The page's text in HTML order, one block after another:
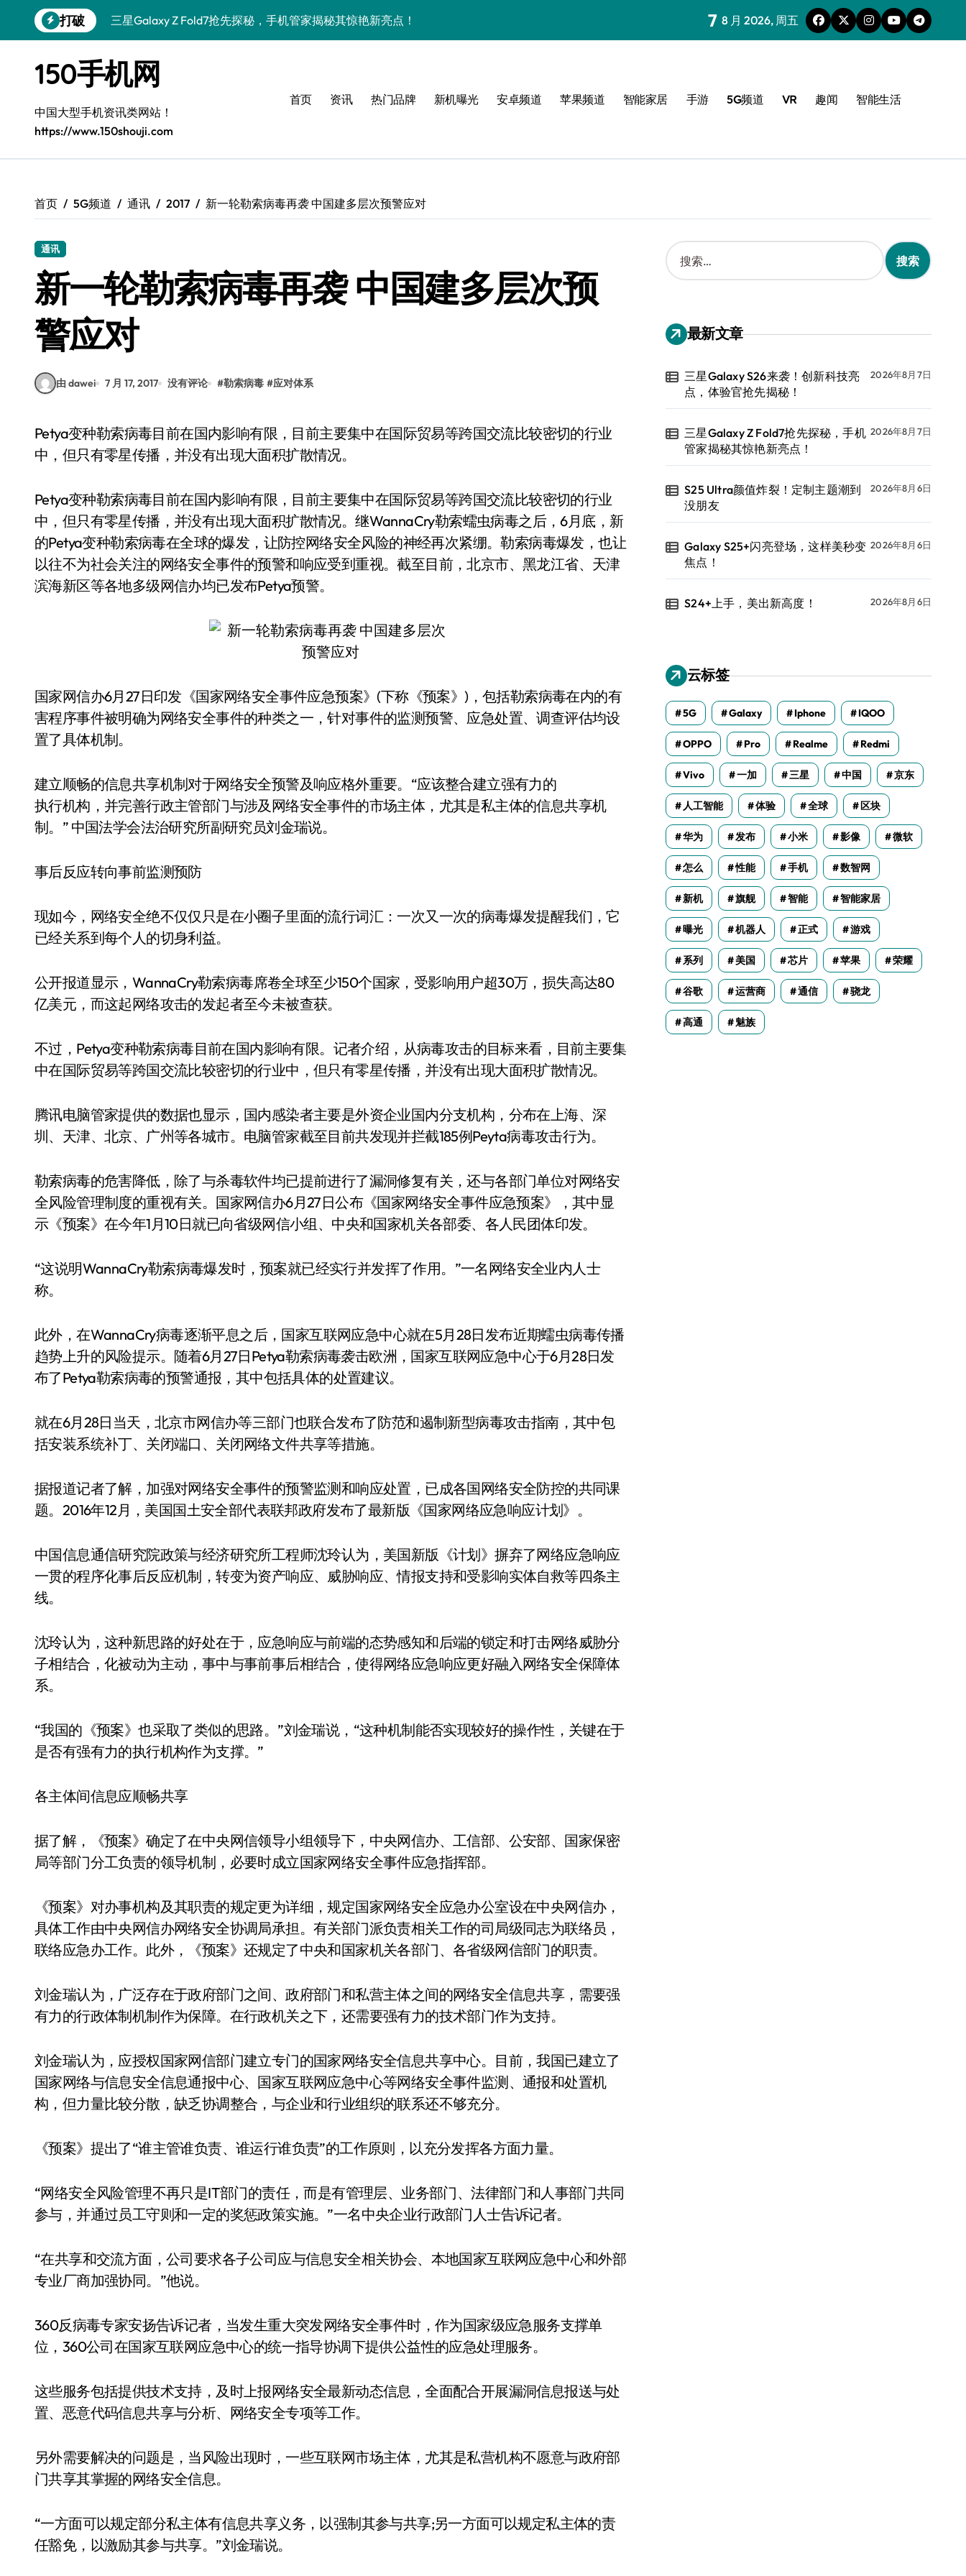
到
打破
三星Galaxy Z Fold7抢先探秘，手机管家揭秘其惊艳新亮点！
Galaxy S25+闪亮登场，这样美秒变焦点！
S24+上手，美出新高度！
S26+颜值暴增！机皇美颜秘籍大公开
A56 5G惊艳登场，三星新风尚来了！
S25美化秘籍：个性潮玩，炫酷一键搞定！
三星Galaxy S26来袭！创新科技亮点，体验官抢先揭秘！
7 8 月 2026, 周五
150手机网
中国大型手机资讯类网站！
https://www.150shouji.com
首页 资讯 热门品牌 新机曝光 安卓频道 苹果频道 智能家居 手游 5G频道 VR 趣闻 智能生活
首页 5G频道 通讯 2017 新一轮勒索病毒再袭 中国建多层次预警应对
通讯
新一轮勒索病毒再袭 中国建多层次预
警应对
由 dawei 7 月 17, 2017 没有评论 #勒索病毒 #应对体系
Petya变种勒索病毒目前在国内影响有限，目前主要集中在国际贸易等跨国交流比较密切的行业
中，但只有零星传播，并没有出现大面积扩散情况。
Petya变种勒索病毒目前在国内影响有限，目前主要集中在国际贸易等跨国交流比较密切的行业
中，但只有零星传播，并没有出现大面积扩散情况。继WannaCry勒索蠕虫病毒之后，6月底，新
的Petya变种勒索病毒在全球的爆发，让防控网络安全风险的神经再次紧绷。勒索病毒爆发，也让
以往不为社会关注的网络安全事件的预警和响应受到重视。截至目前，北京市、黑龙江省、天津
滨海新区等各地多级网信办均已发布Petya预警。
国家网信办6月27日印发《国家网络安全事件应急预案》(下称《预案》)，包括勒索病毒在内的有
害程序事件被明确为网络安全事件的种类之一，针对事件的监测预警、应急处置、调查评估均设
置了具体机制。
建立顺畅的信息共享机制对于网络安全预警及响应格外重要。“应该整合建立强有力的
执行机构，并完善行政主管部门与涉及网络安全事件的市场主体，尤其是私主体的信息共享机
制。” 中国法学会法治研究所副研究员刘金瑞说。
事后反应转向事前监测预防
现如今，网络安全绝不仅仅只是在小圈子里面的流行词汇：一次又一次的病毒爆发提醒我们，它
已经关系到每个人的切身利益。
公开报道显示，WannaCry勒索病毒席卷全球至少150个国家，受影响用户超30万，损失高达80
亿美元，而这起网络攻击的发起者至今未被查获。
不过，Petya变种勒索病毒目前在国内影响有限。记者介绍，从病毒攻击的目标来看，目前主要集
中在国际贸易等跨国交流比较密切的行业中，但只有零星传播，并没有出现大面积扩散情况。
腾讯电脑管家提供的数据也显示，国内感染者主要是外资企业国内分支机构，分布在上海、深
圳、天津、北京、广州等各城市。电脑管家截至目前共发现并拦截185例Peyta病毒攻击行为。
勒索病毒的危害降低，除了与杀毒软件均已提前进行了漏洞修复有关，还与各部门单位对网络安
全风险管理制度的重视有关。国家网信办6月27日公布《国家网络安全事件应急预案》，其中显
示《预案》在今年1月10日就已向省级网信小组、中央和国家机关各部委、各人民团体印发。
“这说明WannaCry勒索病毒爆发时，预案就已经实行并发挥了作用。”一名网络安全业内人士
称。
此外，在WannaCry病毒逐渐平息之后，国家互联网应急中心就在5月28日发布近期蠕虫病毒传播
趋势上升的风险提示。随着6月27日Petya勒索病毒袭击欧洲，国家互联网应急中心于6月28日发
布了Petya勒索病毒的预警通报，其中包括具体的处置建议。
就在6月28日当天，北京市网信办等三部门也联合发布了防范和遏制新型病毒攻击指南，其中包
括安装系统补丁、关闭端口、关闭网络文件共享等措施。
据报道记者了解，加强对网络安全事件的预警监测和响应处置，已成各国网络安全防控的共同课
题。2016年12月，美国国土安全部代表联邦政府发布了最新版《国家网络应急响应计划》。
中国信息通信研究院政策与经济研究所工程师沈玲认为，美国新版《计划》摒弃了网络应急响应
一贯的程序化事后反应机制，转变为资产响应、威胁响应、情报支持和受影响实体自救等四条主
线。
沈玲认为，这种新思路的好处在于，应急响应与前端的态势感知和后端的锁定和打击网络威胁分
子相结合，化被动为主动，事中与事前事后相结合，使得网络应急响应更好融入网络安全保障体
系。
“我国的《预案》也采取了类似的思路。”刘金瑞说，“这种机制能否实现较好的操作性，关键在于
是否有强有力的执行机构作为支撑。”
各主体间信息应顺畅共享
据了解，《预案》确定了在中央网信领导小组领导下，中央网信办、工信部、公安部、国家保密
局等部门分工负责的领导机制，必要时成立国家网络安全事件应急指挥部。
《预案》对办事机构及其职责的规定更为详细，规定国家网络安全应急办公室设在中央网信办，
具体工作由中央网信办网络安全协调局承担。有关部门派负责相关工作的司局级同志为联络员，
联络应急办工作。此外，《预案》还规定了中央和国家机关各部门、各省级网信部门的职责。
刘金瑞认为，广泛存在于政府部门之间、政府部门和私营主体之间的网络安全信息共享，需要强
有力的行政体制机制作为保障。在行政机关之下，还需要强有力的技术部门作为支持。
刘金瑞认为，应授权国家网信部门建立专门的国家网络安全信息共享中心。目前，我国已建立了
国家网络与信息安全信息通报中心、国家互联网应急中心等网络安全事件监测、通报和处置机
构，但力量比较分散，缺乏协调整合，与企业和行业组织的联系还不够充分。
《预案》提出了“谁主管谁负责、谁运行谁负责”的工作原则，以充分发挥各方面力量。
“网络安全风险管理不再只是IT部门的责任，而是有管理层、业务部门、法律部门和人事部门共同
参与，并通过员工守则和一定的奖惩政策实施。”一名中央企业行政部门人士告诉记者。
“在共享和交流方面，公司要求各子公司应与信息安全相关协会、本地国家互联网应急中心和外部
专业厂商加强协同。”他说。
360反病毒专家安扬告诉记者，当发生重大突发网络安全事件时，作为国家级应急服务支撑单
位，360公司在国家互联网应急中心的统一指导协调下提供公益性的应急处理服务。
这些服务包括提供技术支持，及时上报网络安全最新动态信息，全面配合开展漏洞信息报送与处
置、恶意代码信息共享与分析、网络安全专项等工作。
另外需要解决的问题是，当风险出现时，一些互联网市场主体，尤其是私营机构不愿意与政府部
门共享其掌握的网络安全信息。
“一方面可以规定部分私主体有信息共享义务，以强制其参与共享;另一方面可以规定私主体的责
任豁免，以激励其参与共享。”刘金瑞说。
搜
索
：
最新文章
三星Galaxy S26来袭！创新科技亮
点，体验官抢先揭秘！
2026年8月7日
三星Galaxy Z Fold7抢先探秘，手机
管家揭秘其惊艳新亮点！
2026年8月7日
S25 Ultra颜值炸裂！定制主题潮到
没朋友
2026年8月6日
Galaxy S25+闪亮登场，这样美秒变
焦点！
2026年8月6日
S24+上手，美出新高度！ 2026年8月6日
云标签
5G Galaxy Iphone IQOO
OPPO Pro Realme Redmi
Vivo 一加 三星 中国 京东
人工智能 体验 全球 区块
华为 发布 小米 影像 微软
怎么 性能 手机 数智网
新机 旗舰 智能 智能家居
曝光 机器人 正式 游戏
系列 美国 芯片 苹果 荣耀
谷歌 运营商 通信 骁龙
高通 魅族